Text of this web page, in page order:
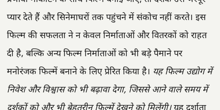
प्यार देते हैं और सिनेमाघरों तक पहुंचने में संकोच नहीं करते। इस
फिल्म की सफलता ने न केवल निर्माताओं और वितरकों को राहत
दी है, बल्कि अन्य फिल्म निर्माताओं को भी बड़े पैमाने पर
मनोरंजक फिल्में बनाने के लिए प्रेरित किया है। यह फिल्म उद्योग में
निवेश और विश्वास को भी बढ़ावा देगा, जिससे आने वाले समय में